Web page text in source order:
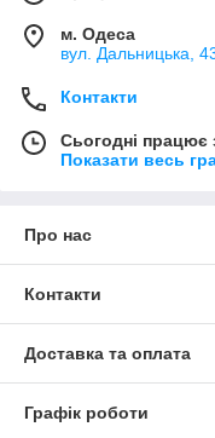
м. Одеса
вул. Дальницька,
Контакти
Сьогодні працює
Показати весь
Про нас
Контакти
Доставка та оплата
Графік роботи